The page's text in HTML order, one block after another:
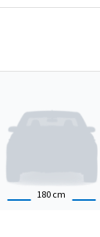
180 cm